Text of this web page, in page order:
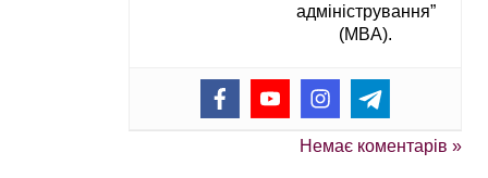
адміністрування”
(MBA).
Немає коментарів »